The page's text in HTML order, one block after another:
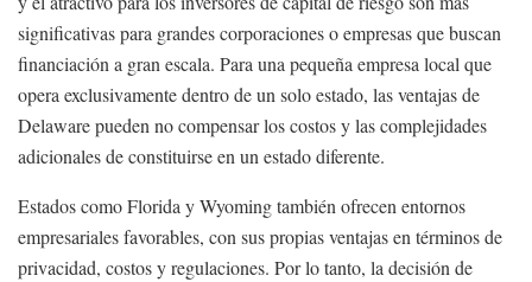
significativas para grandes corporaciones o empresas que buscan
financiación a gran escala. Para una pequeña empresa local que
opera exclusivamente dentro de un solo estado, las ventajas de
Delaware pueden no compensar los costos y las complejidades
adicionales de constituirse en un estado diferente.
Estados como Florida y Wyoming también ofrecen entornos
empresariales favorables, con sus propias ventajas en términos de
privacidad, costos y regulaciones. Por lo tanto, la decisión de